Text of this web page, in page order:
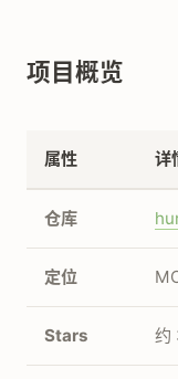
项目概览
属性 详
仓库
定位
Stars 约